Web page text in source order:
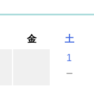
金
土
1
－